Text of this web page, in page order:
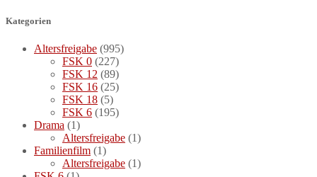
Kategorien
Altersfreigabe (995)
FSK 0 (227)
FSK 12 (89)
FSK 16 (25)
FSK 18 (5)
FSK 6 (195)
Drama (1)
Altersfreigabe (1)
Familienfilm (1)
Altersfreigabe (1)